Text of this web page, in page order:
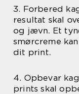
3. Forbered
resultat skal
og jævn. Et
smørcreme
dit print.
4. Opbevar
prints skal